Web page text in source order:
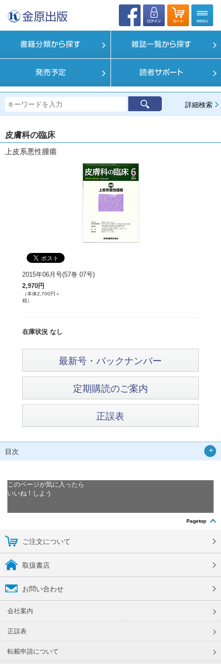
詳細検索
皮膚科の臨床
上皮系悪性腫瘍
2015年06月号(57巻 07号)
2,970円
（本体2,700円＋
税）
在庫状況 なし
最新号・バックナンバー
定期購読のご案内
正誤表
目次
このページが気に入ったら
いいね ! しよう
Pagetop
ご注文について
取扱書店
お問い合わせ
会社案内
正誤表
転載申請について